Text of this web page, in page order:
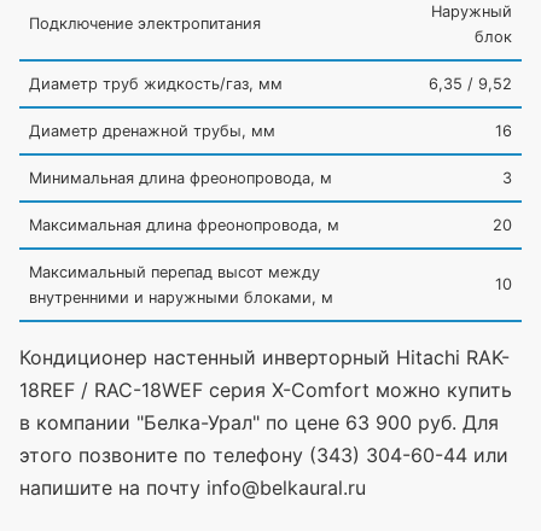
Подключение электропитания
Наружный
блок
Диаметр труб жидкость/газ, мм 6,35 / 9,52
Диаметр дренажной трубы, мм 16
Минимальная длина фреонопровода, м 3
Максимальная длина фреонопровода, м 20
Максимальный перепад высот между
внутренними и наружными блоками, м
10
Кондиционер настенный инверторный Hitachi RAK-
18REF / RAC-18WEF серия X-Comfort можно купить
в компании "Белка-Урал" по цене 63 900 руб. Для
этого позвоните по телефону (343) 304-60-44 или
напишите на почту info@belkaural.ru